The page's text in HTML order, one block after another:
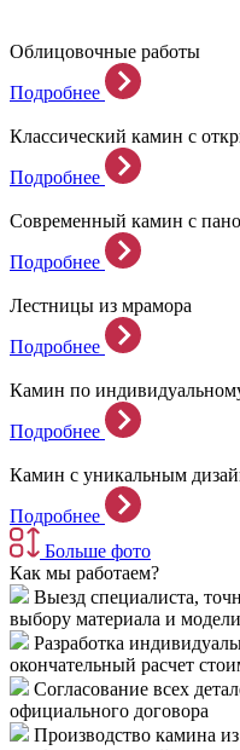
Облицовочные работы
Подробнее
Классический камин с
Подробнее
Современный камин с
Подробнее
Лестницы из мрамора
Подробнее
Камин по
Подробнее
Камин с уникальным
Подробнее
Больше фото
Как мы работаем?
Выезд специалиста,
выбору материала и модели
Разработка
окончательный расчет
Согласование всех
официального договора
Производство камина